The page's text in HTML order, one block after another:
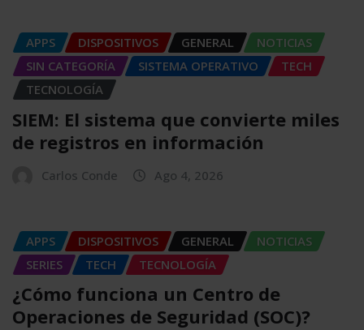
APPS DISPOSITIVOS GENERAL
NOTICIAS
SIN CATEGORÍA
SISTEMA OPERATIVO
TECH
TECNOLOGÍA
SIEM: El sistema que convierte miles
de registros en información
Carlos Conde Ago 4, 2026
APPS DISPOSITIVOS GENERAL
NOTICIAS
SERIES
TECH TECNOLOGÍA
¿Cómo funciona un Centro de
Operaciones de Seguridad (SOC)?